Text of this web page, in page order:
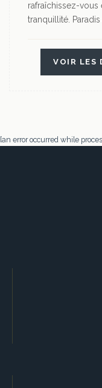
rafraîchissez-
tranquillité.
VOIR LES
[an error occurred while